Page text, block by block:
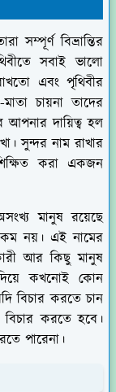
সম্পূর্ণ বিভ্রান্তির
সবাই ভালো
এবং পৃথিবীর
চায়না তাদের
আপনার দায়িত্ব হল
সুন্দর নাম রাখার
করা একজন
মানুষ রয়েছে
নয়। এই নামের
আর কিছু মানুষ
দিয়ে কখনোই কোন
বিচার করতে চান
বিচার করতে হবে।
পারেনা।